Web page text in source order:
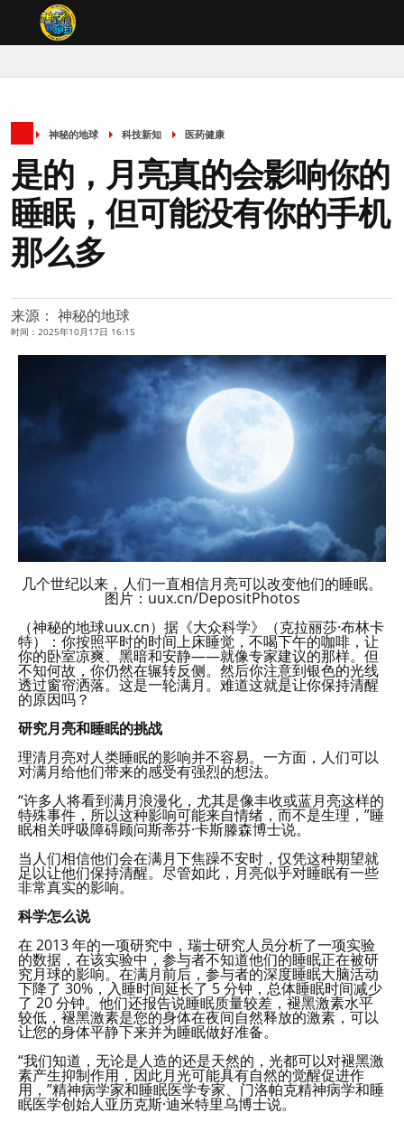
神秘的地球 科技新知 医药健康
是的，月亮真的会影响你的
睡眠，但可能没有你的手机
那么多
来源： 神秘的地球
时间：2025年10月17日 16:15
几个世纪以来，人们一直相信月亮可以改变他们的睡眠。
图片：uux.cn/DepositPhotos
（神秘的地球uux.cn）据《大众科学》（克拉丽莎·布林卡
特）：你按照平时的时间上床睡觉，不喝下午的咖啡，让
你的卧室凉爽、黑暗和安静——就像专家建议的那样。但
不知何故，你仍然在辗转反侧。然后你注意到银色的光线
透过窗帘洒落。这是一轮满月。难道这就是让你保持清醒
的原因吗？
研究月亮和睡眠的挑战
理清月亮对人类睡眠的影响并不容易。一方面，人们可以
对满月给他们带来的感受有强烈的想法。
“许多人将看到满月浪漫化，尤其是像丰收或蓝月亮这样的
特殊事件，所以这种影响可能来自情绪，而不是生理，”睡
眠相关呼吸障碍顾问斯蒂芬·卡斯滕森博士说。
当人们相信他们会在满月下焦躁不安时，仅凭这种期望就
足以让他们保持清醒。尽管如此，月亮似乎对睡眠有一些
非常真实的影响。
科学怎么说
在 2013 年的一项研究中，瑞士研究人员分析了一项实验
的数据，在该实验中，参与者不知道他们的睡眠正在被研
究月球的影响。在满月前后，参与者的深度睡眠大脑活动
下降了 30%，入睡时间延长了 5 分钟，总体睡眠时间减少
了 20 分钟。他们还报告说睡眠质量较差，褪黑激素水平
较低，褪黑激素是您的身体在夜间自然释放的激素，可以
让您的身体平静下来并为睡眠做好准备。
“我们知道，无论是人造的还是天然的，光都可以对褪黑激
素产生抑制作用，因此月光可能具有自然的觉醒促进作
用，”精神病学家和睡眠医学专家、门洛帕克精神病学和睡
眠医学创始人亚历克斯·迪米特里乌博士说。